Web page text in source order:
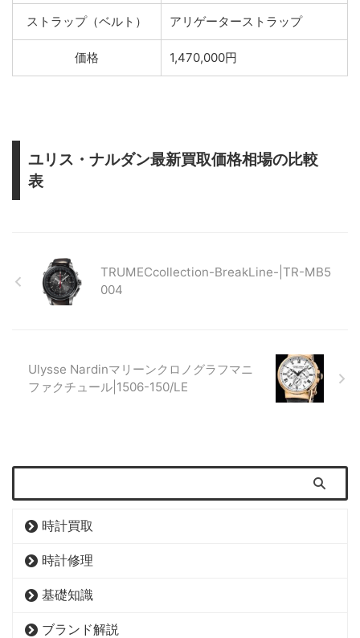
ストラップ（ベルト） アリゲーターストラップ
価格 1,470,000円
ユリス・ナルダン最新買取価格相場の比較
表
TRUMECcollection-BreakLine-|TR-MB5
004
Ulysse Nardinマリーンクロノグラフマニ
ファクチュール|1506-150/LE
時計買取
時計修理
基礎知識
ブランド解説